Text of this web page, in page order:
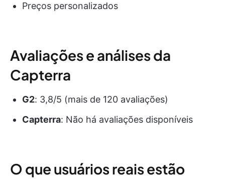
Preços personalizados
Avaliações e análises da
Capterra
G2: 3,8/5 (mais de 120 avaliações)
Capterra: Não há avaliações disponíveis
O que usuários reais estão